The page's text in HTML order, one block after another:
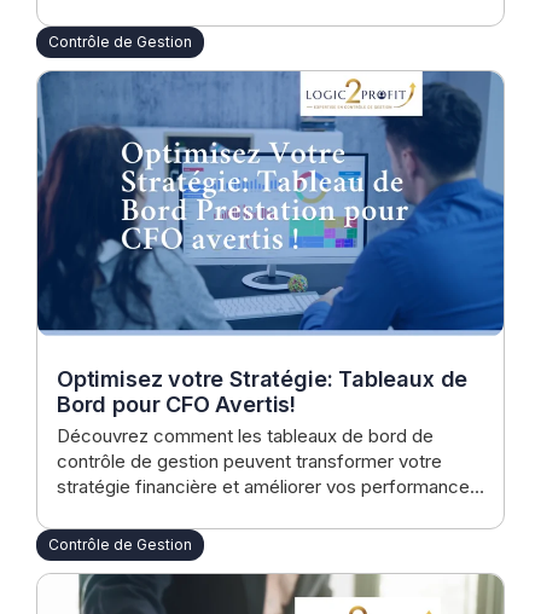
Contrôle de Gestion
Optimisez votre Stratégie: Tableaux de
Bord pour CFO Avertis!
Découvrez comment les tableaux de bord de
contrôle de gestion peuvent transformer votre
stratégie financière et améliorer vos performances.
vous guide à travers les meilleures pratiques pour
une gestion optimale.
Contrôle de Gestion